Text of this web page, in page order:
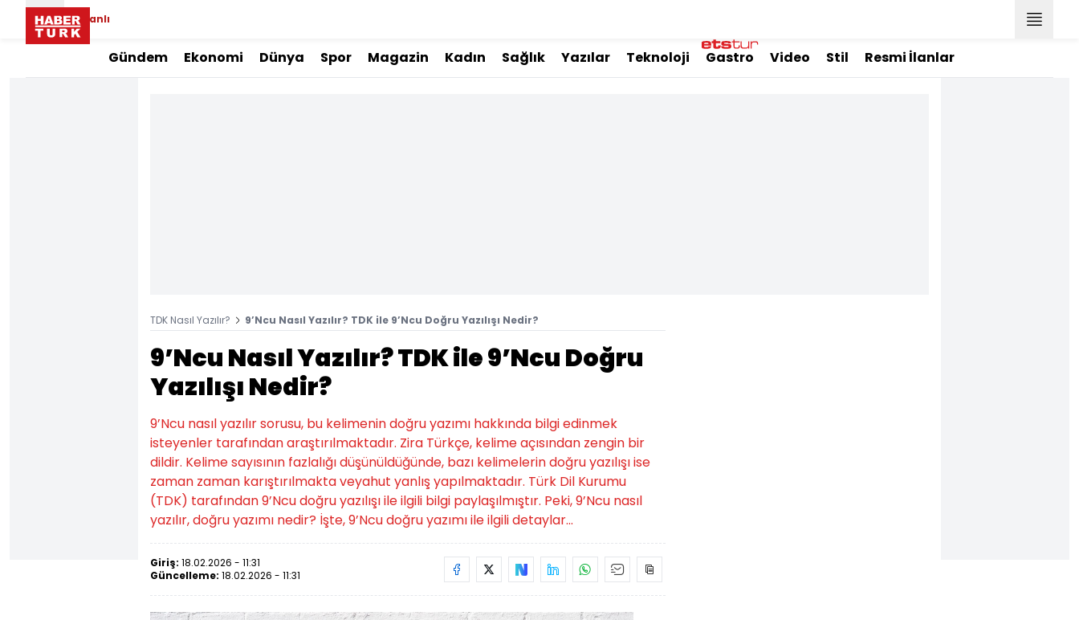
Canlı
Gündem Ekonomi Dünya Spor Magazin Kadın Sağlık Yazılar Teknoloji Gastro Video Stil Resmi İlanlar
TDK Nasıl Yazılır? 9’Ncu Nasıl Yazılır? TDK ile 9’Ncu Doğru Yazılışı Nedir?
9’Ncu Nasıl Yazılır? TDK ile 9’Ncu Doğru
Yazılışı Nedir?
9’Ncu nasıl yazılır sorusu, bu kelimenin doğru yazımı hakkında bilgi edinmek
isteyenler tarafından araştırılmaktadır. Zira Türkçe, kelime açısından zengin bir
dildir. Kelime sayısının fazlalığı düşünüldüğünde, bazı kelimelerin doğru yazılışı ise
zaman zaman karıştırılmakta veyahut yanlış yapılmaktadır. Türk Dil Kurumu
(TDK) tarafından 9’Ncu doğru yazılışı ile ilgili bilgi paylaşılmıştır. Peki, 9’Ncu nasıl
yazılır, doğru yazımı nedir? İşte, 9’Ncu doğru yazımı ile ilgili detaylar...
Giriş: 18.02.2026 - 11:31
Güncelleme: 18.02.2026 - 11:31